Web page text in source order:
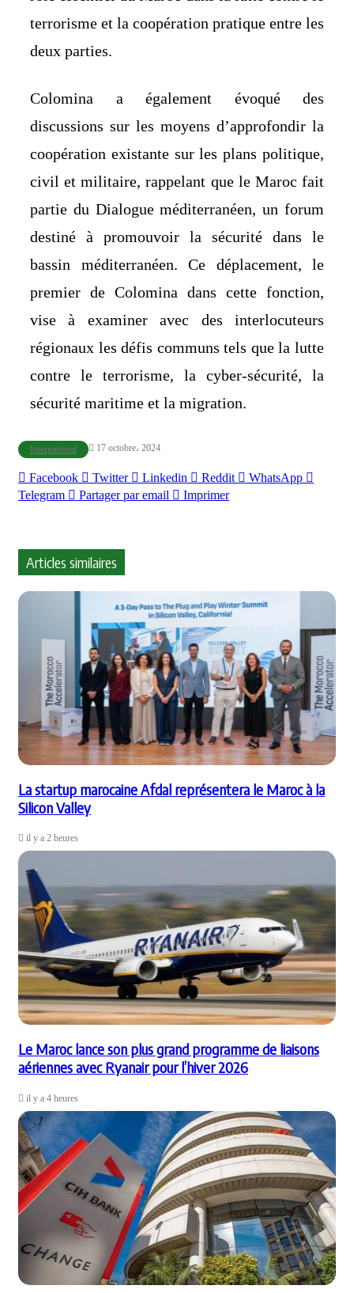
terrorisme et la coopération pratique entre les
deux parties.
Colomina a également évoqué des
discussions sur les moyens d’approfondir la
coopération existante sur les plans politique,
civil et militaire, rappelant que le Maroc fait
partie du Dialogue méditerranéen, un forum
destiné à promouvoir la sécurité dans le
bassin méditerranéen. Ce déplacement, le
premier de Colomina dans cette fonction,
vise à examiner avec des interlocuteurs
régionaux les défis communs tels que la lutte
contre le terrorisme, la cyber-sécurité, la
sécurité maritime et la migration.
International 17 octobre، 2024
Facebook Twitter Linkedin Reddit
WhatsApp
Telegram
Partager par email Imprimer
Articles similaires
La startup marocaine Afdal représentera le Maroc à la
Silicon Valley
il y a 2 heures
Le Maroc lance son plus grand programme de liaisons
aériennes avec Ryanair pour l’hiver 2026
il y a 4 heures